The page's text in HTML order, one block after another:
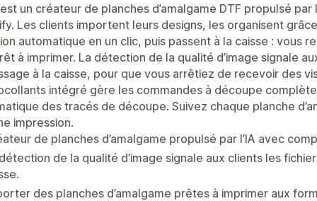
un créateur de planches d’amalgame DTF propulsé par
Les clients importent leurs designs, les organisent
automatique en un clic, puis passent à la caisse : vous
à imprimer. La détection de la qualité d’image signale
à la caisse, pour que vous arrêtiez de recevoir des
intégré gère les commandes à découpe
des tracés de découpe. Suivez chaque planche
impression.
de planches d’amalgame propulsé par l’IA avec
de la qualité d’image signale aux clients les
des planches d’amalgame prêtes à imprimer aux